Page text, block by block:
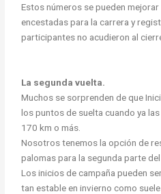
Estos números se pueden
encestadas para la carrera y
participantes no acudieron al
La segunda vuelta.
Muchos se sorprenden de que
los puntos de suelta cuando ya
170 km o más.
Nosotros tenemos la opción de
palomas para la segunda parte
Los inicios de campaña pueden
tan estable en invierno como